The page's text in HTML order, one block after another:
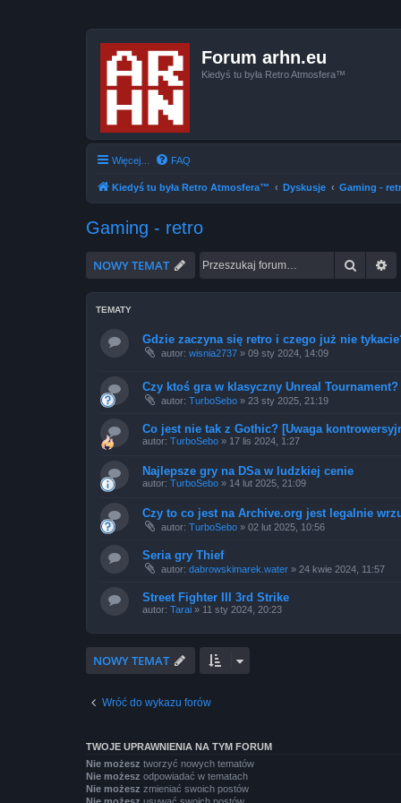
Forum arhn.eu
Kiedyś tu była Retro Atmosfera™
Więcej… FAQ
Kiedyś tu była Retro Atmosfera™ Dyskusje Gaming -
Gaming - retro
NOWY TEMAT Szukaj
TEMATY
Gdzie zaczyna się retro i czego już nie
autor: wisnia2737 » 09 sty 2024, 14:09
Czy ktoś gra w klasyczny Unreal Tournament?
autor: TurboSebo » 23 sty 2025, 21:19
Co jest nie tak z Gothic? [Uwaga
autor: TurboSebo » 17 lis 2024, 1:27
Najlepsze gry na DSa w ludzkiej cenie
autor: TurboSebo » 14 lut 2025, 21:09
Czy to co jest na Archive.org jest legalnie
autor: TurboSebo » 02 lut 2025, 10:56
Seria gry Thief
autor: dabrowskimarek.water » 24 kwie 2024, 11:57
Street Fighter III 3rd Strike
autor: Tarai » 11 sty 2024, 20:23
NOWY TEMAT
Wróć do wykazu forów
TWOJE UPRAWNIENIA NA TYM FORUM
Nie możesz tworzyć nowych tematów
Nie możesz odpowiadać w tematach
Nie możesz zmieniać swoich postów
Nie możesz usuwać swoich postów